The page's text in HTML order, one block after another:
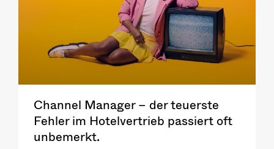
Channel Manager – der teuerste
Fehler im Hotelvertrieb passiert oft
unbemerkt.